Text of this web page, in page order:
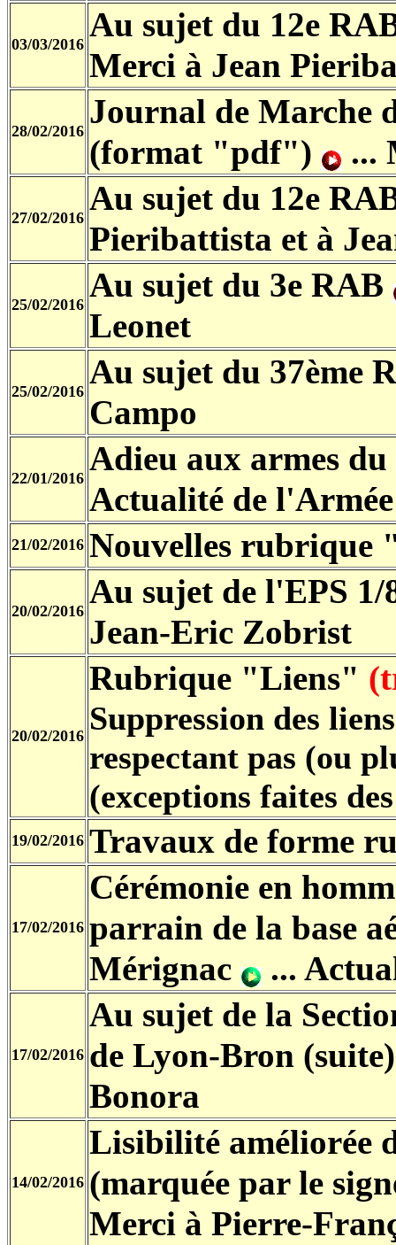
03/03/2016 Au sujet du 12e
Merci à Jean
28/02/2016 Journal de Marche
(format "pdf")
...
27/02/2016 Au sujet du 12e
Pieribattista et à
25/02/2016 Au sujet du 3e RAB
Leonet
25/02/2016 Au sujet du 37ème
Campo
22/01/2016 Adieu aux armes
Actualité de
21/02/2016 Nouvelles rubrique
20/02/2016 Au sujet de l'EPS
Jean-Eric Zobrist
20/02/2016
Rubrique "Liens"
Suppression des
respectant pas (ou
(exceptions faites
19/02/2016 Travaux de forme
17/02/2016
Cérémonie en
parrain de la base
Mérignac
...
17/02/2016
Au sujet de la
de Lyon-Bron (suite)
Bonora
14/02/2016
Lisibilité améliorée
(marquée par le
Merci à Pierre-